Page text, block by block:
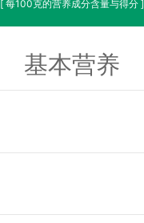
[ 每100克的营养成分含量与得分 ]
基本营养